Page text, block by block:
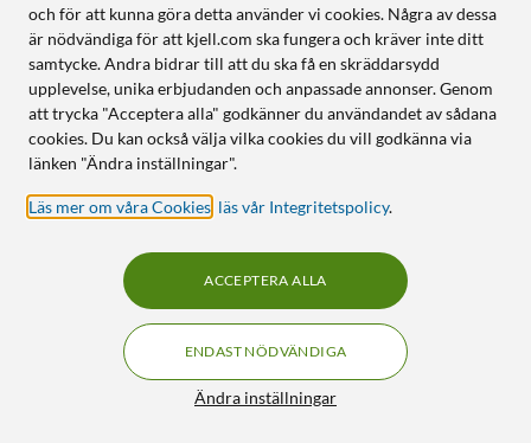
TP-Link
Tapo C500
Övervakningskamera
4.5 (1182)
Kan monteras på vägg, tak
Spela in ett eget
varningsmeddelande
Smart privatläge som
blockerar kameralinsen
(PRODUKTBLAD)
TP-Link
Tapo L610 – Smart LED-
lampa GU10
99:-
med Tapo-appen
Stöder röstassistenter –
Google Assistant och Alexa
Energieffektiv och enkel att
installera
och för att kunna göra detta använder vi cookies. Några av dessa
är nödvändiga för att kjell.com ska fungera och kräver inte ditt
samtycke. Andra bidrar till att du ska få en skräddarsydd
upplevelse, unika erbjudanden och anpassade annonser. Genom
att trycka "Acceptera alla" godkänner du användandet av sådana
cookies. Du kan också välja vilka cookies du vill godkänna via
länken "Ändra inställningar".
Läs mer om våra Cookies läs vår Integritetspolicy.
Ändra inställningar
ENDAST NÖDVÄNDIGA
ACCEPTERA ALLA